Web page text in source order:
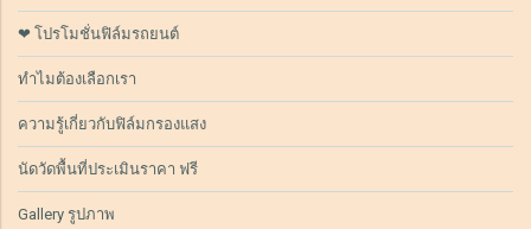
❤ โปรโมชั่นฟิล์มรถยนต์
ทำไมต้องเลือกเรา
ความรู้เกี่ยวกับฟิล์มกรองแสง
นัดวัดพื้นที่ประเมินราคา ฟรี
Gallery รูปภาพ